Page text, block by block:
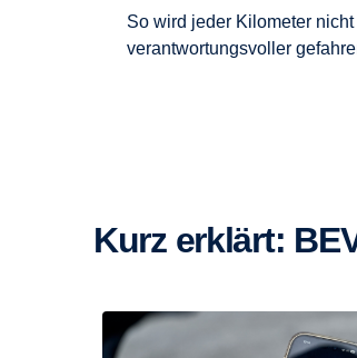
So wird jeder Kilometer
verantwortungsvoller
Kurz erklärt: